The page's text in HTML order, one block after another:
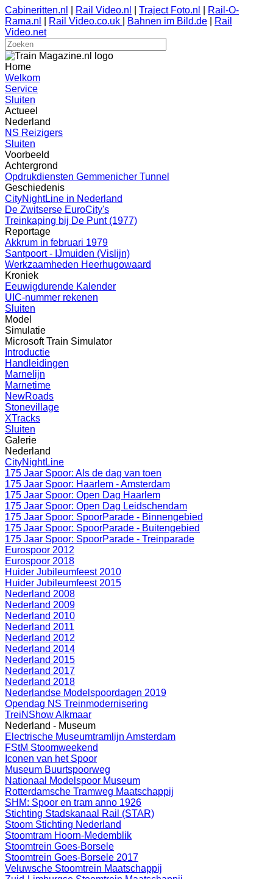
Cabineritten.nl Rail Video.nl Traject Foto.nl
Rail-O-
Rama.nl
Rail Video.co.uk Bahnen im Bild.de
Rail
Video.net
Home
Welkom
Service
Sluiten
Actueel
Nederland
NS Reizigers
Sluiten
Voorbeeld
Achtergrond
Opdrukdiensten Gemmenicher Tunnel
Geschiedenis
CityNightLine in Nederland
De Zwitserse EuroCity's
Treinkaping bij De Punt (1977)
Reportage
Akkrum in februari 1979
Santpoort - IJmuiden (Vislijn)
Werkzaamheden Heerhugowaard
Kroniek
Eeuwigdurende Kalender
UIC-nummer rekenen
Sluiten
Model
Simulatie
Microsoft Train Simulator
Introductie
Handleidingen
Marnelijn
Marnetime
NewRoads
Stonevillage
XTracks
Sluiten
Galerie
Nederland
CityNightLine
175 Jaar Spoor: Als de dag van toen
175 Jaar Spoor: Haarlem - Amsterdam
175 Jaar Spoor: Open Dag Haarlem
175 Jaar Spoor: Open Dag Leidschendam
175 Jaar Spoor: SpoorParade - Binnengebied
175 Jaar Spoor: SpoorParade - Buitengebied
175 Jaar Spoor: SpoorParade - Treinparade
Eurospoor 2012
Eurospoor 2018
Huider Jubileumfeest 2010
Huider Jubileumfeest 2015
Nederland 2008
Nederland 2009
Nederland 2010
Nederland 2011
Nederland 2012
Nederland 2014
Nederland 2015
Nederland 2017
Nederland 2018
Nederlandse Modelspoordagen 2019
Opendag NS Treinmodernisering
TreiNShow Alkmaar
Nederland - Museum
Electrische Museumtramlijn Amsterdam
FStM Stoomweekend
Iconen van het Spoor
Museum Buurtspoorweg
Nationaal Modelspoor Museum
Rotterdamsche Tramweg Maatschappij
SHM: Spoor en tram anno 1926
Stichting Stadskanaal Rail (STAR)
Stoom Stichting Nederland
Stoomtram Hoorn-Medemblik
Stoomtrein Goes-Borsele
Stoomtrein Goes-Borsele 2017
Veluwsche Stoomtrein Maatschappij